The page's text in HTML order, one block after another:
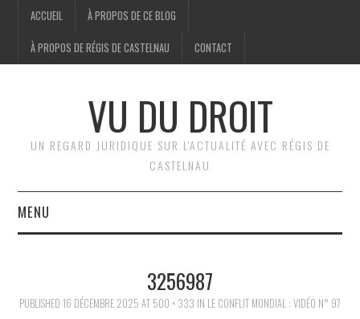
ACCUEIL À PROPOS DE CE BLOG
À PROPOS DE RÉGIS DE CASTELNAU CONTACT
VU DU DROIT
UN REGARD JURIDIQUE SUR L'ACTUALITÉ AVEC RÉGIS DE
CASTELNAU
MENU
3256987
PUBLISHED 16 DÉCEMBRE 2025 AT 500 × 333 IN LE CONFLIT MONDIAL : VIDÉO N° 97